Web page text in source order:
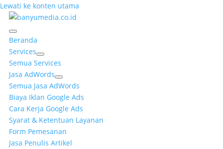
Lewati ke konten utama
Beranda
Services
Semua Services
Jasa AdWords
Semua Jasa AdWords
Biaya Iklan Google Ads
Cara Kerja Google Ads
Syarat & Ketentuan Layanan
Form Pemesanan
Jasa Penulis Artikel